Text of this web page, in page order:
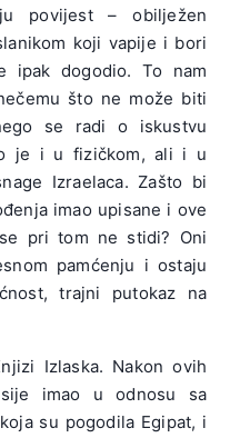
povijest – obilježen
koji vapije i bori
ipak dogodio. To nam
što ne može biti
se radi o iskustvu
je i u fizičkom, ali i u
Izraelaca. Zašto bi
imao upisane i ove
pri tom ne stidi? Oni
pamćenju i ostaju
trajni putokaz na
Izlaska. Nakon ovih
imao u odnosu sa
su pogodila Egipat, i